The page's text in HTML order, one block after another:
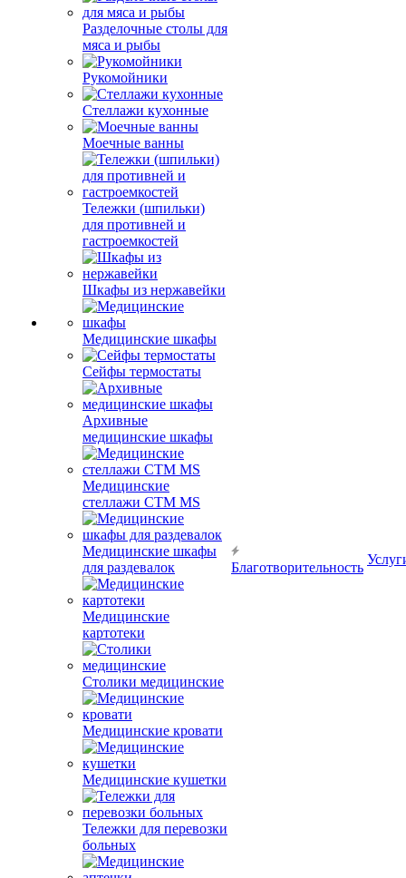
Разделочные столы для
мяса и рыбы
Рукомойники
Стеллажи кухонные
Моечные ванны
Тележки (шпильки)
для противней и
гастроемкостей
Шкафы из нержавейки
Медицинские шкафы
Сейфы термостаты
Архивные
медицинские шкафы
Медицинские
стеллажи CTM MS
Медицинские шкафы
для раздевалок
Медицинские
картотеки
Столики медицинские
Медицинские кровати
Медицинские кушетки
Тележки для перевозки
больных
Благотворительность